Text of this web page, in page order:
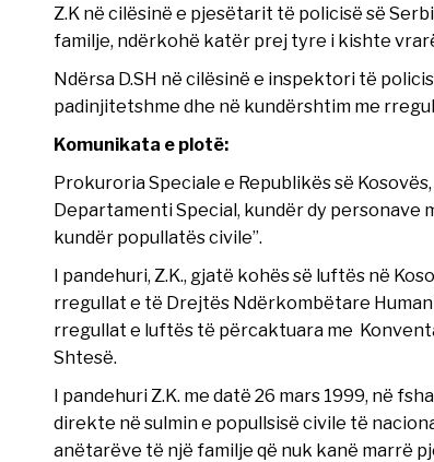
Z.K në cilësinë e pjesëtarit të policisë së
familje, ndërkohë katër prej tyre i kishte
Ndërsa D.SH në cilësinë e inspektori të
padinjitetshme dhe në kundërshtim me
Komunikata e plotë:
Prokuroria Speciale e Republikës së
Departamenti Special, kundër dy personave
kundër popullatës civile”.
I pandehuri, Z.K., gjatë kohës së luftës në
rregullat e të Drejtës Ndërkombëtare
rregullat e luftës të përcaktuara me
Shtesë.
I pandehuri Z.K. me datë 26 mars 1999, në
direkte në sulmin e popullsisë civile të
anëtarëve të një familje që nuk kanë marrë